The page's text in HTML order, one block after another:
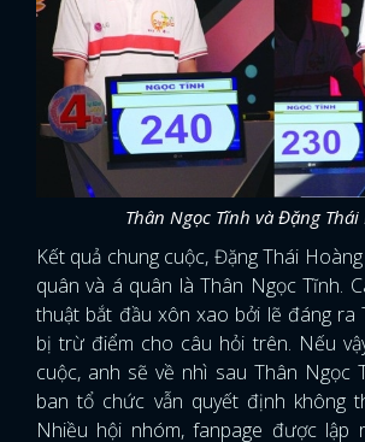
Thân Ngọc Tĩnh và Đặng Thái
Kết quả chung cuộc, Đặng Thái
quân và á quân là Thân Ngọc Tĩnh.
thuật bắt đầu xôn xao bởi lẽ đáng ra
bị trừ điểm cho câu hỏi trên. Nếu
cuộc, anh sẽ về nhì sau Thân Ngọc
ban tổ chức vẫn quyết định không
Nhiều hội nhóm, fanpage được lập